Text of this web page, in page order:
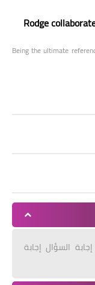
Rodge
Being the ultimate
السؤال إجابة